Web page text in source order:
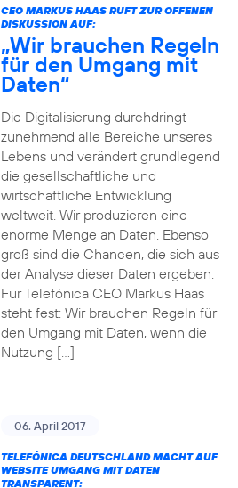
CEO MARKUS HAAS RUFT ZUR OFFENEN
DISKUSSION AUF:
„Wir brauchen Regeln
für den Umgang mit
Daten“
Die Digitalisierung durchdringt
zunehmend alle Bereiche unseres
Lebens und verändert grundlegend
die gesellschaftliche und
wirtschaftliche Entwicklung
weltweit. Wir produzieren eine
enorme Menge an Daten. Ebenso
groß sind die Chancen, die sich aus
der Analyse dieser Daten ergeben.
Für Telefónica CEO Markus Haas
steht fest: Wir brauchen Regeln für
den Umgang mit Daten, wenn die
Nutzung […]
06. April 2017
TELEFÓNICA DEUTSCHLAND MACHT AUF
WEBSITE UMGANG MIT DATEN
TRANSPARENT: